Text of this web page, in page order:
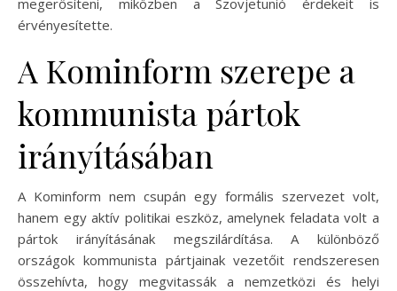
megerősíteni, miközben a Szovjetunió érdekeit is
érvényesítette.
A Kominform szerepe a
kommunista pártok
irányításában
A Kominform nem csupán egy formális szervezet volt,
hanem egy aktív politikai eszköz, amelynek feladata volt a
pártok irányításának megszilárdítása. A különböző
országok kommunista pártjainak vezetőit rendszeresen
összehívta, hogy megvitassák a nemzetközi és helyi